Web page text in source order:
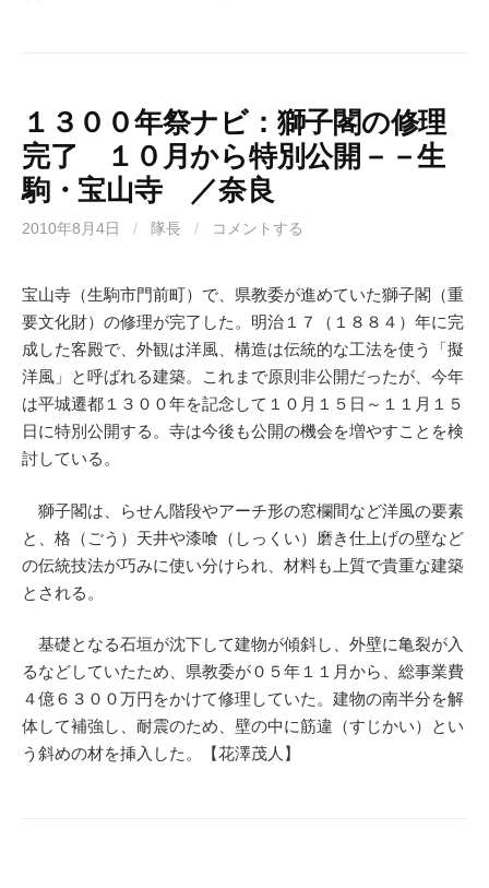
１３００年祭ナビ：獅子閣の修理
完了 １０月から特別公開－－生
駒・宝山寺 ／奈良
2010年8月4日 / 隊長 / コメントする
宝山寺（生駒市門前町）で、県教委が進めていた獅子閣（重
要文化財）の修理が完了した。明治１７（１８８４）年に完
成した客殿で、外観は洋風、構造は伝統的な工法を使う「擬
洋風」と呼ばれる建築。これまで原則非公開だったが、今年
は平城遷都１３００年を記念して１０月１５日～１１月１５
日に特別公開する。寺は今後も公開の機会を増やすことを検
討している。
獅子閣は、らせん階段やアーチ形の窓欄間など洋風の要素
と、格（ごう）天井や漆喰（しっくい）磨き仕上げの壁など
の伝統技法が巧みに使い分けられ、材料も上質で貴重な建築
とされる。
基礎となる石垣が沈下して建物が傾斜し、外壁に亀裂が入
るなどしていたため、県教委が０５年１１月から、総事業費
４億６３００万円をかけて修理していた。建物の南半分を解
体して補強し、耐震のため、壁の中に筋違（すじかい）とい
う斜めの材を挿入した。【花澤茂人】